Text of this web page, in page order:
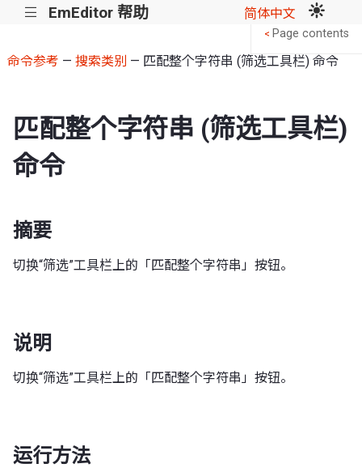
||| EmEditor 帮助 简体中文
命令参考 — 搜索类别 — 匹配整个字符串 (筛选工具栏) 命令
匹配整个字符串 (筛选工具栏)
命令
摘要
切换“筛选”工具栏上的「匹配整个字符串」按钮。
说明
切换“筛选”工具栏上的「匹配整个字符串」按钮。
运行方法
< Page contents